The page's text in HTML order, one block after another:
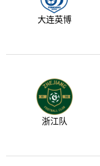
大连英博
浙江队